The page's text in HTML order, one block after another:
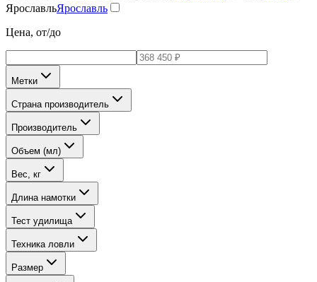
ЯрославльЯрославль
Цена, от/до
Метки
Страна производитель
Производитель
Объем (мл)
Вес, кг
Длина намотки
Тест удилища
Техника ловли
Размер